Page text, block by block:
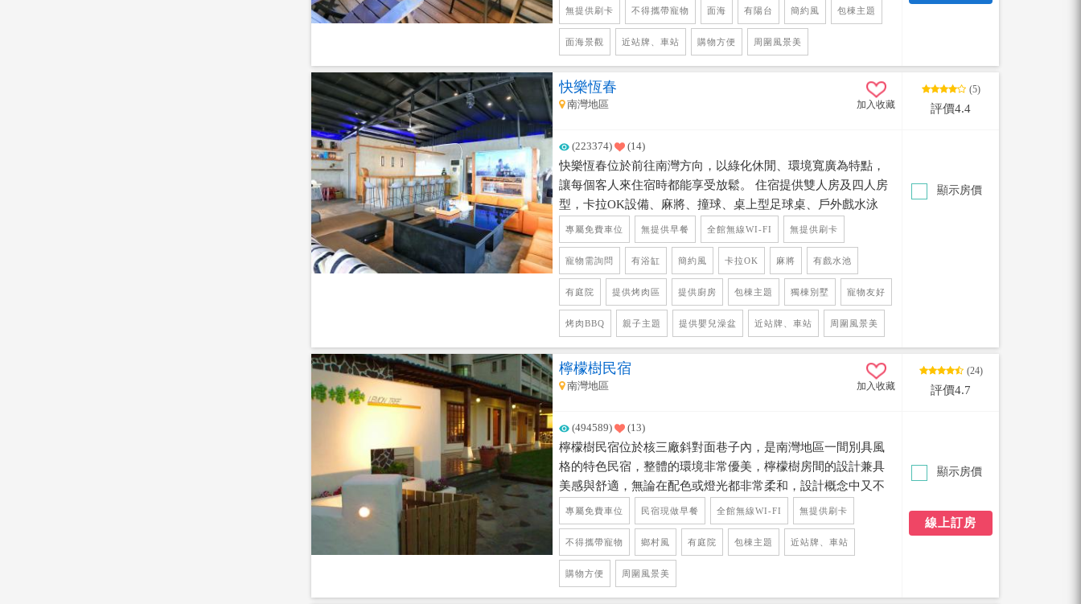
以一路安心旅行。 房間設置一樓及二樓共四間房，房型包含雙
人房及四人房，面海區房價親民，適合有住宿預算考量者，不
論是情侶旅行、好友出遊或親子家庭，都能找到適合的房型 民
宿也有經營水上活動，住宿也可搭配水上活動（水上活動獨享
優惠），讓您一次享受住宿、玩水與度假的樂趣，輕鬆規劃最
精彩的墾丁之旅。 恆春半島旅宿上千家，如何找到一家符合需
無提供刷卡 不得攜帶寵物 面海 有陽台 簡約風 包棟主題
面海景觀 近站牌、車站 購物方便 周圍風景美
快樂恆春
南灣地區 加入收藏
(5)
評價4.4
(223374) (14)
快樂恆春位於前往南灣方向，以綠化休閒、環境寬廣為特點，
讓每個客人來住宿時都能享受放鬆。 住宿提供雙人房及四人房
型，卡拉OK設備、麻將、撞球、桌上型足球桌、戶外戲水泳
池、烤肉區、簡易廚房，好多娛樂設施給大人小孩充份時間玩
樂，房間房型都有設置獨立衛浴缸及戶外陽台，讓住宿不只是
在室內空間，還有陽台空間可以乘涼，而戶外庭園有搖椅、寬
敞的戶外空間，有足夠的面積可以休閒活動，對有小孩及長輩
的家庭也是非常好的渡假，讓旅遊渡假愉快的心情大大加分
喔。
專屬免費車位 無提供早餐 全館無線WI-FI 無提供刷卡
寵物需詢問 有浴缸 簡約風 卡拉OK 麻將 有戲水池
有庭院 提供烤肉區 提供廚房 包棟主題 獨棟別墅 寵物友好
烤肉BBQ 親子主題 提供嬰兒澡盆 近站牌、車站 周圍風景美
顯示房價
檸檬樹民宿
南灣地區 加入收藏
(24)
評價4.7
(494589) (13)
檸檬樹民宿位於核三廠斜對面巷子內，是南灣地區一間別具風
格的特色民宿，整體的環境非常優美，檸檬樹房間的設計兼具
美感與舒適，無論在配色或燈光都非常柔和，設計概念中又不
失古樸的味道，來這裡可以感受一份獨特的優閒渡假氣氛。 另
外除了單間訂房，也提供包棟服務(可住到18人)。距離南灣沙灘
開車只要1分鐘，墾丁大街7分鐘，後壁湖吃海鮮5分鐘~
專屬免費車位 民宿現做早餐 全館無線WI-FI 無提供刷卡
不得攜帶寵物 鄉村風 有庭院 包棟主題 近站牌、車站
購物方便 周圍風景美
顯示房價
線上訂房